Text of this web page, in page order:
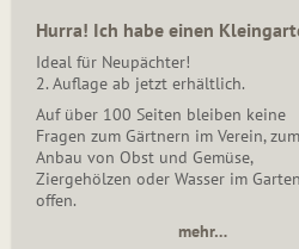
Hurra! Ich habe einen
Ideal für Neupächter!
2. Auflage ab jetzt erhältlich.
Auf über 100 Seiten bleiben keine
Fragen zum Gärtnern im Verein, zum
Anbau von Obst und Gemüse,
Ziergehölzen oder Wasser im Garten
offen.
mehr…